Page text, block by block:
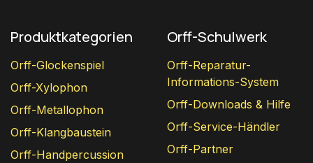
Produktkategorien
Orff-Glockenspiel
Orff-Xylophon
Orff-Metallophon
Orff-Klangbaustein
Orff-Handpercussion
Orff-Schulwerk
Orff-Reparatur-
Informations-System
Orff-Downloads & Hilfe
Orff-Service-Händler
Orff-Partner